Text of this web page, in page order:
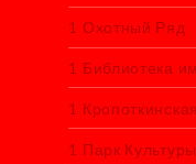
1 Охотный Ряд
1 Библиотека
1 Кропоткинская
1 Парк Культуры